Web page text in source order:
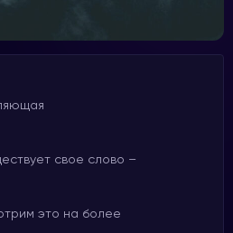
свое слово –
это на более